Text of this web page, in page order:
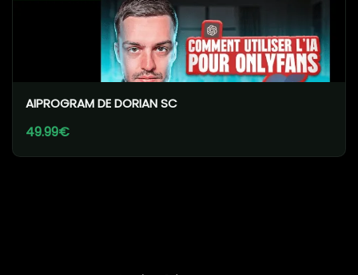
AIPROGRAM DE DORIAN SC
49.99€